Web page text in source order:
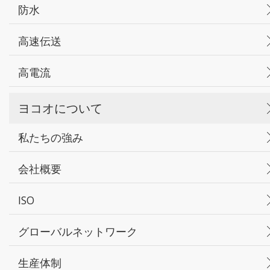
防水
高速伝送
高電流
ヨコオについて
私たちの強み
会社概要
ISO
グローバルネットワーク
生産体制